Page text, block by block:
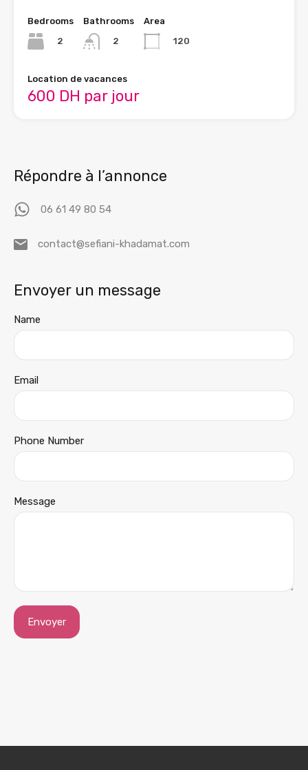
Bedrooms
2
Bathrooms
2
Area
120
Location de vacances
600 DH par jour
Répondre à l’annonce
06 61 49 80 54
contact@sefiani-khadamat.com
Envoyer un message
Name
Email
Phone Number
Message